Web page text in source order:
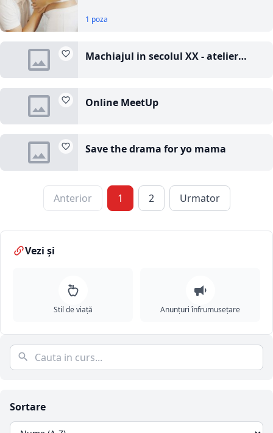
Sortare
1 poza
Machiajul in secolul XX - atelier
Online MeetUp
Save the drama for yo mama
Anterior 1 2 Urmator
Vezi și
Stil de viață Anunțuri înfrumusețare